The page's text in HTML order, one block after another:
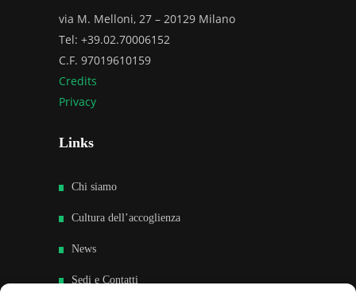
via M. Melloni, 27 – 20129 Milano
Tel: +39.02.70006152
C.F. 97019610159
Credits
Privacy
Links
Chi siamo
Cultura dell’accoglienza
News
Sedi e Contatti